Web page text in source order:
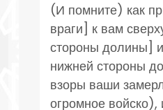
(И помните) как
враги] к вам
стороны долины]
нижней стороны
взоры ваши
огромное войско),